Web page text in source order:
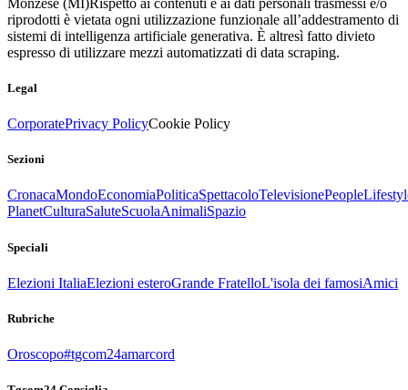
riprodotti è vietata ogni utilizzazione funzionale all’addestramento di
sistemi di intelligenza artificiale generativa. È altresì fatto divieto
espresso di utilizzare mezzi automatizzati di data scraping.
Legal
CorporatePrivacy PolicyCookie Policy
Sezioni
CronacaMondoEconomiaPoliticaSpettacoloTelevisionePeople
PlanetCulturaSaluteScuolaAnimaliSpazio
Speciali
Elezioni ItaliaElezioni esteroGrande FratelloL'isola dei famosiAmici
Rubriche
Oroscopo#tgcom24amarcord